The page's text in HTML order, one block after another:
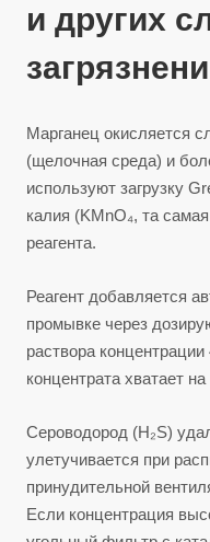
и других
Марганец окисляется
(щелочная среда) и
используют загрузку
калия (KMnO₄, та
реагента.
Реагент добавляется
промывке через
раствора
концентрата хватает
Сероводород (H₂S)
улетучивается при
принудительной
Если концентрация